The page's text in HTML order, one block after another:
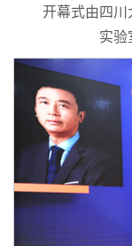
开幕式由四
实验